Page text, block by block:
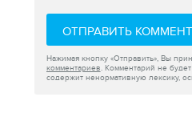
ОТПРАВИТЬ
Нажимая кнопку «Отправить», Вы
комментариев. Комментарий не
содержит ненормативную лексику,